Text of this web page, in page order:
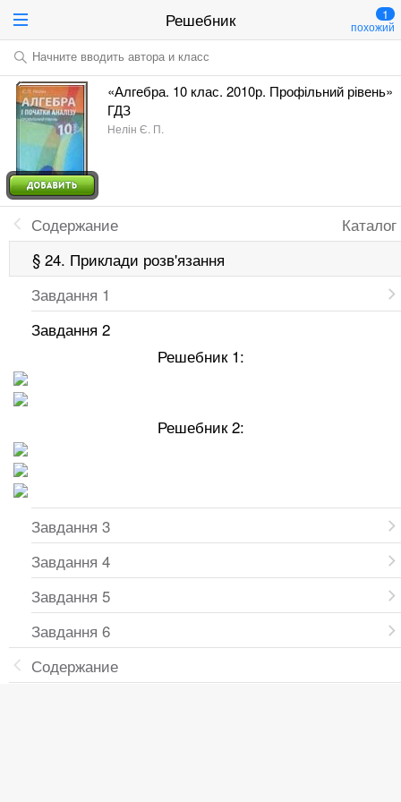
Решебник 1
похожий
Начните вводить автора и класс
«Алгебра. 10 клас. 2010р. Профільний рівень»
ГДЗ
Нелін Є. П.
Каталог
Содержание
§ 24. Приклади розв'язання
Завдання 1
Завдання 2
Решебник 1:
Решебник 2:
Завдання 3
Завдання 4
Завдання 5
Завдання 6
Содержание